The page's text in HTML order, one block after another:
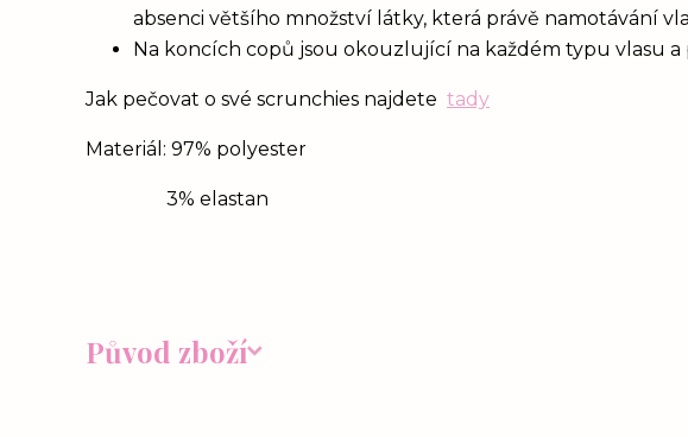
absenci většího množství látky, která právě namotávání
Na koncích copů jsou okouzlující na každém typu vlasu a
Jak pečovat o své scrunchies najdete tady
Materiál: 97% polyester
3% elastan
Původ zboží